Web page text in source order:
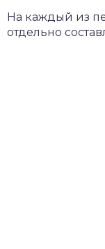
На каждый из
отдельно